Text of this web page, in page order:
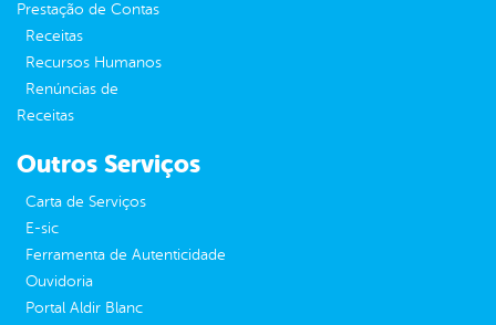
Prestação de Contas
Receitas
Recursos Humanos
Renúncias de
Receitas
Outros Serviços
Carta de Serviços
E-sic
Ferramenta de Autenticidade
Ouvidoria
Portal Aldir Blanc